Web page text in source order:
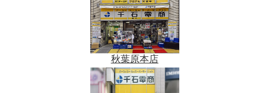
秋葉原本店